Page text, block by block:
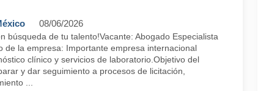
08/06/2026
búsqueda de tu talento!Vacante: Abogado Especialista
de la empresa: Importante empresa internacional
clínico y servicios de laboratorio.Objetivo del
y dar seguimiento a procesos de licitación,
...